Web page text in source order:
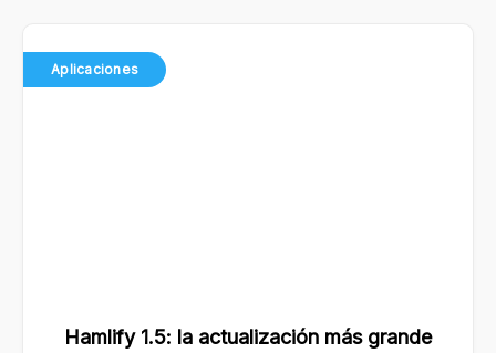
Aplicaciones
Hamlify 1.5: la actualización más grande